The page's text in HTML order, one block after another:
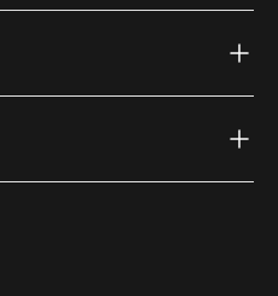
(external link)
(external link)
on Youtube (external